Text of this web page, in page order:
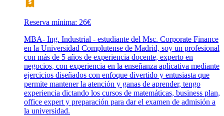
Reserva mínima: 26€
MBA- Ing. Industrial - estudiante del Msc. Corporate Finance
en la Universidad Complutense de Madrid, soy un profesional
con más de 5 años de experiencia docente, experto en
negocios, con experiencia en la enseñanza aplicativa mediante
ejercicios diseñados con enfoque divertido y entusiasta que
permite mantener la atención y ganas de aprender, tengo
experiencia dictando los cursos de matemáticas, business plan,
office expert y preparación para dar el examen de admisión a
la universidad.